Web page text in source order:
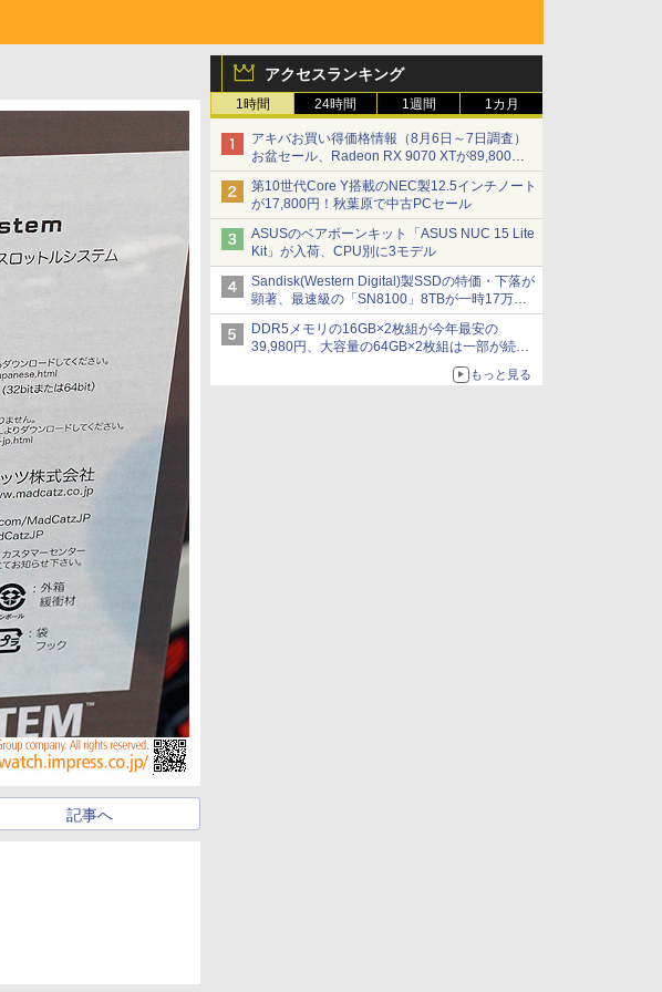
アクセスランキング
1時間 24時間 1週間 1カ月
アキバお買い得価格情報（8月6日～7日調査）
お盆セール、Radeon RX 9070 XTが89,800
円、水平周波数24.8kHz対応の17型モニターが
9,801円、暑さ指数連動セール ほか
第10世代Core Y搭載のNEC製12.5インチノート
が17,800円！秋葉原で中古PCセール
ASUSのベアボーンキット「ASUS NUC 15 Lite
Kit」が入荷、CPU別に3モデル
Sandisk(Western Digital)製SSDの特価・下落が
顕著、最速級の「SN8100」8TBが一時17万円
割れ [8月前半のSSD価格]
DDR5メモリの16GB×2枚組が今年最安の
39,980円、大容量の64GB×2枚組は一部が続騰
もっと見る
記事へ